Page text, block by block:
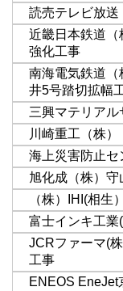
読売テレビ放
近畿日本鉄道
強化工事
南海電気鉄道
井5号踏切拡幅
三興マテリア
川崎重工（株
海上災害防止
旭化成（株）
（株）IHI(相
富士インキ工
JCRファーマ(
工事
ENEOS EneJet